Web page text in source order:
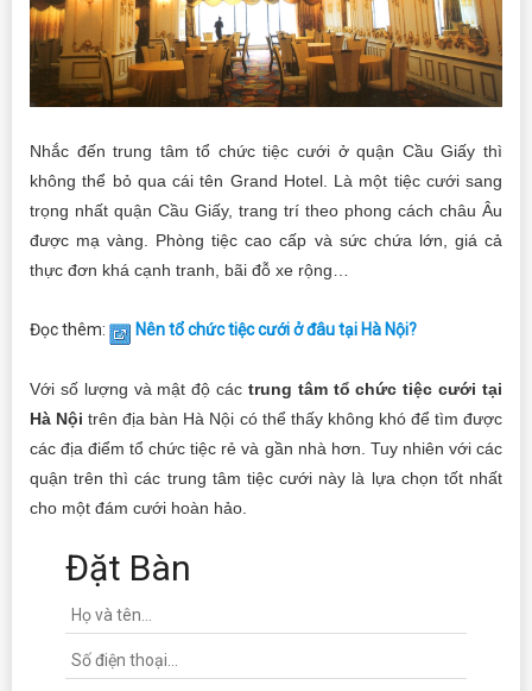
Nhắc đến trung tâm tổ chức tiệc cưới ở quận Cầu Giấy thì
không thể bỏ qua cái tên Grand Hotel. Là một tiệc cưới sang
trọng nhất quận Cầu Giấy, trang trí theo phong cách châu Âu
được mạ vàng. Phòng tiệc cao cấp và sức chứa lớn, giá cả
thực đơn khá cạnh tranh, bãi đỗ xe rộng…
Đọc thêm: Nên tổ chức tiệc cưới ở đâu tại Hà Nội?
Với số lượng và mật độ các trung tâm tổ chức tiệc cưới tại
Hà Nội trên địa bàn Hà Nội có thể thấy không khó để tìm được
các địa điểm tổ chức tiệc rẻ và gần nhà hơn. Tuy nhiên với các
quận trên thì các trung tâm tiệc cưới này là lựa chọn tốt nhất
cho một đám cưới hoàn hảo.
Đặt Bàn